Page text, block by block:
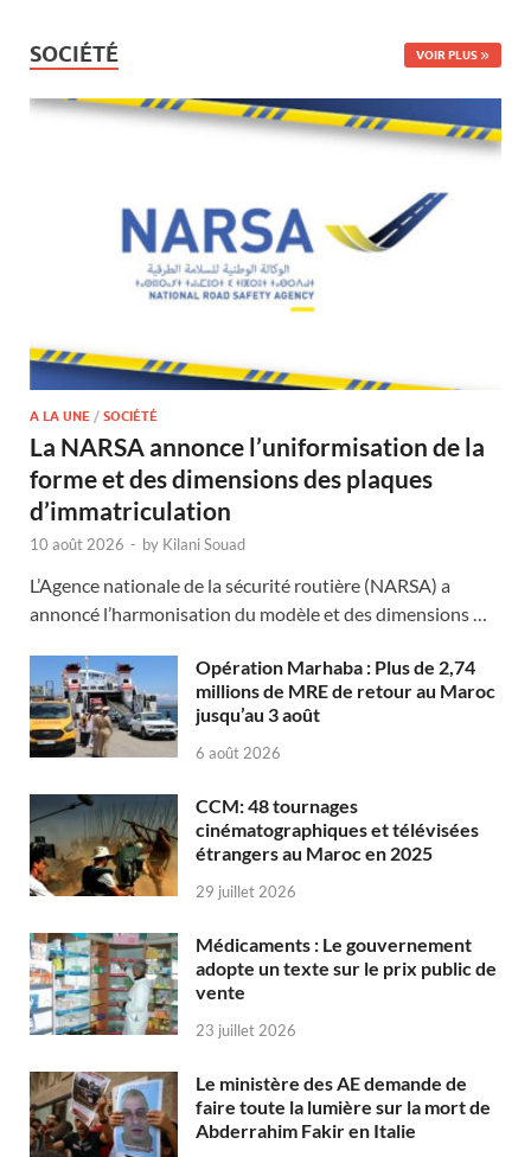
SOCIÉTÉ VOIR PLUS
A LA UNE / SOCIÉTÉ
La NARSA annonce l’uniformisation de la
forme et des dimensions des plaques
d’immatriculation
10 août 2026 - by Kilani Souad
L’Agence nationale de la sécurité routière (NARSA) a
annoncé l’harmonisation du modèle et des dimensions …
Opération Marhaba : Plus de 2,74
millions de MRE de retour au Maroc
jusqu’au 3 août
6 août 2026
CCM: 48 tournages
cinématographiques et télévisées
étrangers au Maroc en 2025
29 juillet 2026
Médicaments : Le gouvernement
adopte un texte sur le prix public de
vente
23 juillet 2026
Le ministère des AE demande de
faire toute la lumière sur la mort de
Abderrahim Fakir en Italie